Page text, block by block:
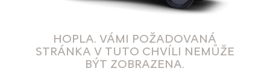
HOPLA. VÁMI POŽADOVANÁ
STRÁNKA V TUTO CHVÍLI NEMŮŽE
BÝT ZOBRAZENA.